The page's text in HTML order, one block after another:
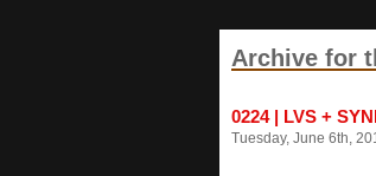
Archive for
0224 | LVS +
Tuesday, June 6th,